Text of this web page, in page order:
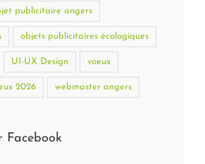
publicitaire angers
objets publicitaires écologiques
UI-UX Design voeux
2026 webmaster angers
Facebook